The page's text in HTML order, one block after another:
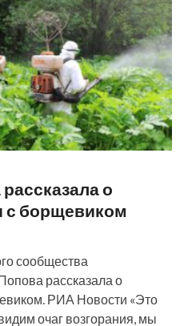
о
с борщевиком
сообщества
рассказала о
РИА Новости «Это
очаг возгорания, мы